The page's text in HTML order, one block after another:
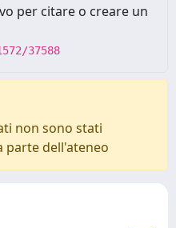
per citare o creare un
37588
non sono stati
parte dell'ateneo